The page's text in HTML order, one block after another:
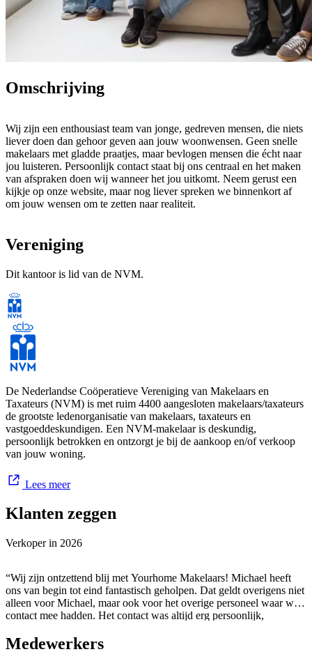
Omschrijving
Wij zijn een enthousiast team van jonge, gedreven mensen, die niets
liever doen dan gehoor geven aan jouw woonwensen. Geen snelle
makelaars met gladde praatjes, maar bevlogen mensen die écht naar
jou luisteren. Persoonlijk contact staat bij ons centraal en het maken
van afspraken doen wij wanneer het jou uitkomt. Neem gerust een
kijkje op onze website, maar nog liever spreken we binnenkort af
om jouw wensen om te zetten naar realiteit.
Vereniging
Dit kantoor is lid van de NVM.
De Nederlandse Coöperatieve Vereniging van Makelaars en
Taxateurs (NVM) is met ruim 4400 aangesloten makelaars/taxateurs
de grootste ledenorganisatie van makelaars, taxateurs en
vastgoeddeskundigen. Een NVM-makelaar is deskundig,
persoonlijk betrokken en ontzorgt je bij de aankoop en/of verkoop
van jouw woning.
Lees meer
Klanten zeggen
Verkoper in 2026
“Wij zijn ontzettend blij met Yourhome Makelaars! Michael heeft
ons van begin tot eind fantastisch geholpen. Dat geldt overigens niet
alleen voor Michael, maar ook voor het overige personeel waar we
contact mee hadden. Het contact was altijd erg persoonlijk,
Medewerkers